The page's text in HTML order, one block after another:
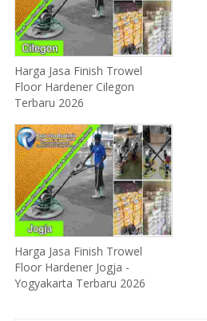
Harga Jasa Finish Trowel
Floor Hardener Cilegon
Terbaru 2026
Harga Jasa Finish Trowel
Floor Hardener Jogja -
Yogyakarta Terbaru 2026